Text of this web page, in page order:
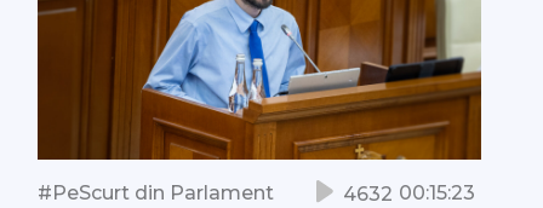
#PeScurt din Parlament 4632 00:15:23